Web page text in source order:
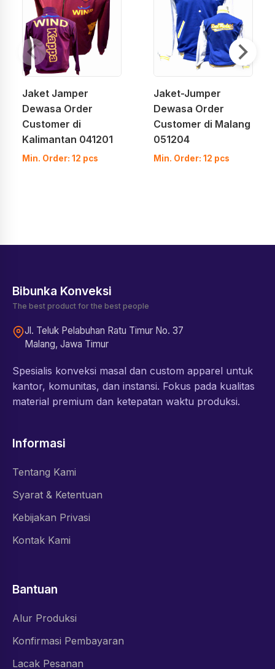
Jaket Jamper
Dewasa Order
Customer di
Kalimantan 041201
Min. Order: 12 pcs
Jaket-Jumper
Dewasa Order
Customer di Malang
051204
Min. Order: 12 pcs
Bibunka Konveksi
The best product for the best people
Jl. Teluk Pelabuhan Ratu Timur No. 37
Malang, Jawa Timur
Spesialis konveksi masal dan custom apparel untuk
kantor, komunitas, dan instansi. Fokus pada kualitas
material premium dan ketepatan waktu produksi.
Informasi
Tentang Kami
Syarat & Ketentuan
Kebijakan Privasi
Kontak Kami
Bantuan
Alur Produksi
Konfirmasi Pembayaran
Lacak Pesanan